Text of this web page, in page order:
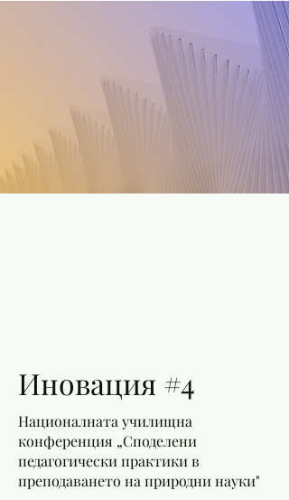
Иновация #4
Националната училищна
конференция „Споделени
педагогически практики в
преподаването на природни науки"